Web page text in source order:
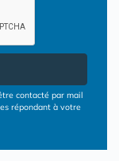
contacté par mail
répondant à votre